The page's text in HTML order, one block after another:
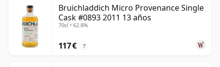
Bruichladdich Micro Provenance Single
Cask #0893 2011 13 años
70cl • 62.8%
117 € ?